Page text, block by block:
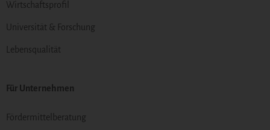
Wirtschaftsprofil
Universität & Forschung
Lebensqualität
Für Unternehmen
Fördermittelberatung